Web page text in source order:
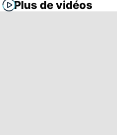
Plus de vidéos